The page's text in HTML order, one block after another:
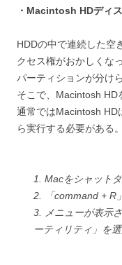
・Macintosh HDディ
HDDの中で連続した空
クセス権がおかしくな
パーティションが分け
そこで、Macintosh HD
通常ではMacintosh HD
ら実行する必要がある。
1. Macをシャット
2. 「command + R
3. メニューが表示
ーティリティ」を